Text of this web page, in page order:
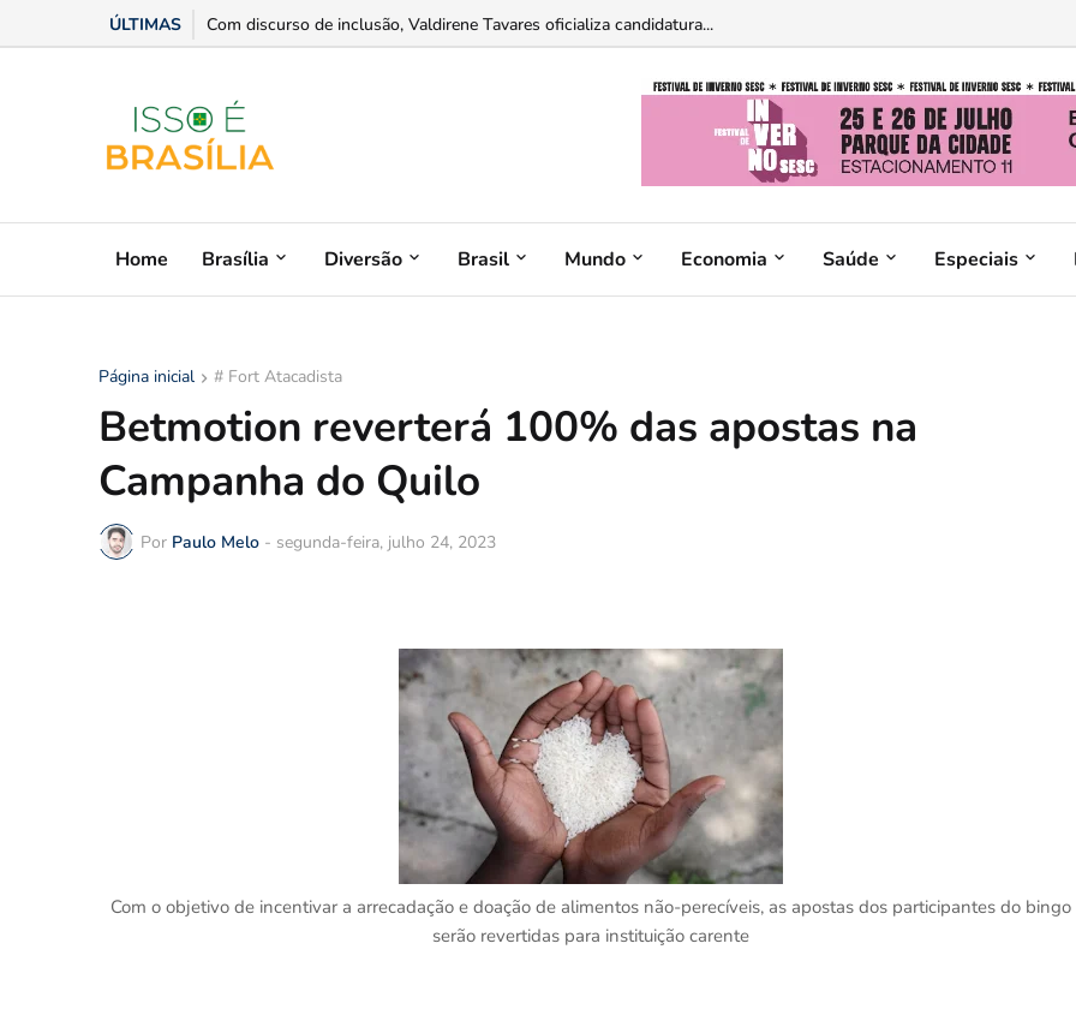
ÚLTIMAS Com discurso de inclusão, Valdirene Tavares oficializa candidatura...
Home Brasília Diversão Brasil Mundo Economia Saúde Especiais
Página inicial # Fort Atacadista
Betmotion reverterá 100% das apostas na
Campanha do Quilo
Por Paulo Melo - segunda-feira, julho 24, 2023
Com o objetivo de incentivar a arrecadação e doação de alimentos não-perecíveis, as apostas dos participantes do bingo
serão revertidas para instituição carente